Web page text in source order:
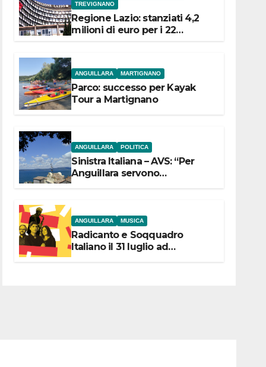
TREVIGNANO
Regione Lazio: stanziati 4,2
milioni di euro per i 22
ANGUILLARA MARTIGNANO
Parco: successo per Kayak
Tour a Martignano
ANGUILLARA POLITICA
Sinistra Italiana – AVS: “Per
Anguillara servono
ANGUILLARA MUSICA
Radicanto e Soqquadro
Italiano il 31 luglio ad